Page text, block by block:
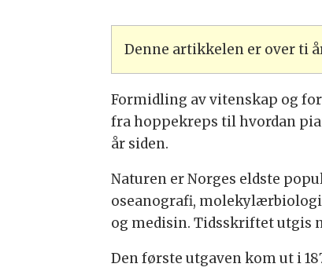
Denne artikkelen er over ti
Formidling av vitenskap og
fra hoppekreps til hvordan
år siden.
Naturen er Norges eldste
oseanografi,
og medisin. Tidsskriftet utgis
Den første utgaven kom ut i